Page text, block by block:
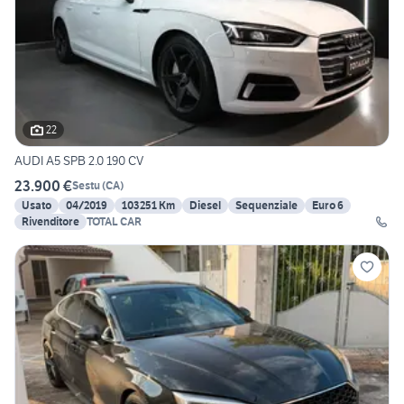
22
AUDI A5 SPB 2.0 190 CV
23.900 €Sestu(CA)
Usato
04/2019 103251 Km Diesel Sequenziale
Euro 6
Rivenditore TOTAL CAR